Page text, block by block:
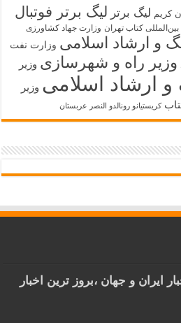
کریم لیگ برتر لیگ برتر فوتبال
کتاب تهران وزارت جهاد کشاورزی
و ارشاد اسلامی وزارت نفت
وزیر راه و شهرسازی وزیر
و ارشاد اسلامی وزیر
کریستیانو رونالدو النصر عربستان
ایران و جهان ،بروز ترین اخبار